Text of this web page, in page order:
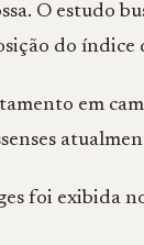
O estudo
do índice
em
foi exibida